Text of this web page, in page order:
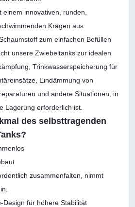
einem innovativen, runden,
Kragen aus
zum einfachen Befüllen
unsere Zwiebeltanks zur idealen
Trinkwasserspeicherung für
Eindämmung von
und andere Situationen, in
Lagerung erforderlich ist.
des selbsttragenden
zusammenfalten, nimmt
Design für höhere Stabilität